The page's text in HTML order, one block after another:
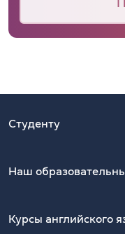
Студенту
Наш
Курсы английского